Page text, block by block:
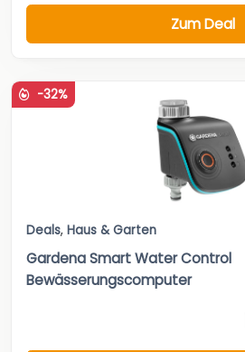
Zum Deal
-32%
Deals, Haus & Garten
Gardena Smart Water Control
Bewässerungscomputer